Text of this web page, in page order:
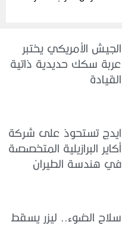
الجيش الأمريكي يختبر
عربة سكك حديدية ذاتية
القيادة
ايدج تستحوذ على شركة
أكاير البرازيلية المتخصصة
في هندسة الطيران
سلاح الضوء.. ليزر يسقط